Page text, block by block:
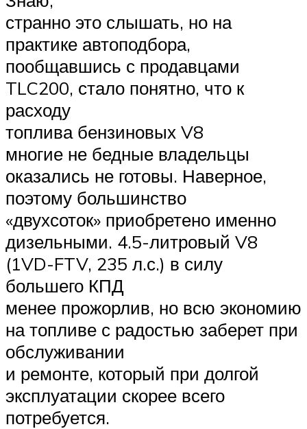
странно это слышать, но на
практике автоподбора,
пообщавшись с продавцами
TLC200, стало понятно, что к
расходу
топлива бензиновых V8
многие не бедные владельцы
оказались не готовы. Наверное,
поэтому большинство
«двухсоток» приобретено именно
дизельными. 4.5-литровый V8
(1VD-FTV, 235 л.с.) в силу
большего КПД
менее прожорлив, но всю экономию
на топливе с радостью заберет при
обслуживании
и ремонте, который при долгой
эксплуатации скорее всего
потребуется.